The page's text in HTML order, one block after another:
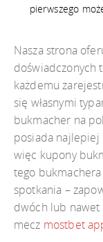
pierwszego
Nasza strona
doświadczonych
każdemu
się własnymi
bukmacher na
posiada najlepiej
więc kupony
tego
spotkania –
dwóch lub
mecz mostbet